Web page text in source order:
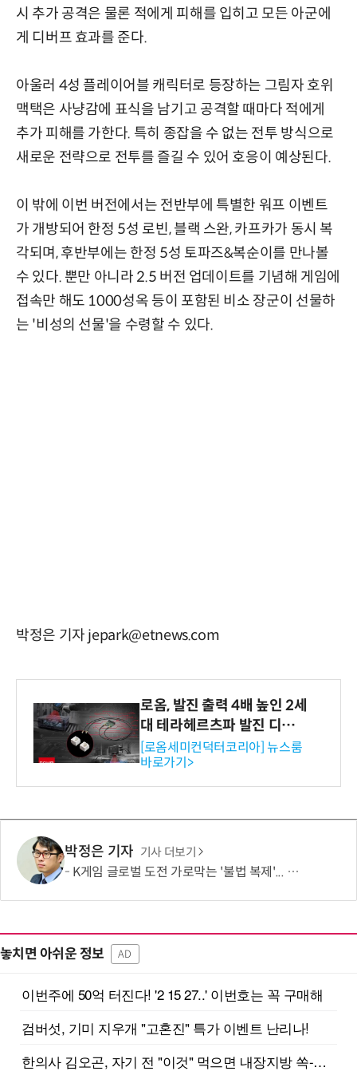
시 추가 공격은 물론 적에게 피해를 입히고 모든 아군에
게 디버프 효과를 준다.
아울러 4성 플레이어블 캐릭터로 등장하는 그림자 호위
맥택은 사냥감에 표식을 남기고 공격할 때마다 적에게
추가 피해를 가한다. 특히 종잡을 수 없는 전투 방식으로
새로운 전략으로 전투를 즐길 수 있어 호응이 예상된다.
이 밖에 이번 버전에서는 전반부에 특별한 워프 이벤트
가 개방되어 한정 5성 로빈, 블랙 스완, 카프카가 동시 복
각되며, 후반부에는 한정 5성 토파즈&복순이를 만나볼
수 있다. 뿐만 아니라 2.5 버전 업데이트를 기념해 게임에
접속만 해도 1000성옥 등이 포함된 비소 장군이 선물하
는 '비성의 선물'을 수령할 수 있다.
박정은 기자 jepark@etnews.com
로옴, 발진 출력 4배 높인 2세
대 테라헤르츠파 발진 디바이
스 개발
[로옴세미컨덕터코리아] 뉴스룸
바로가기>
박정은 기자 기사 더보기
K게임 글로벌 도전 가로막는 '불법 복제'... 패키지 게임 '크랙' 버젓이 유통
놓치면 아쉬운 정보 AD